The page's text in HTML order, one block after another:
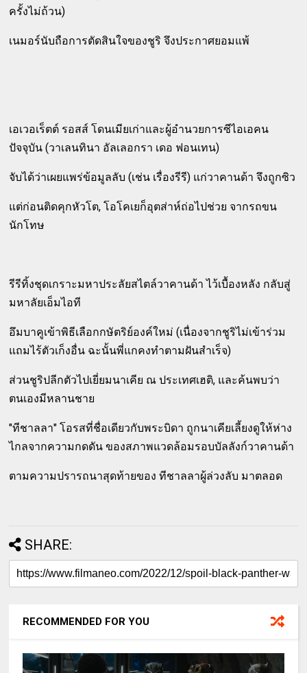
ครั้งไม่ถ้วน)
เนมอร์นับถือการตัดสินใจของชูริ จึงประกาศยอมแพ้
เอเวอเร็ตต์ รอสส์ โดนเมียเก่าและผู้อำนวยการซีไอเอคน
ปัจจุบัน (วาเลนทินา อัลเลอกรา เดอ ฟอนเทน)
จับได้ว่าเผยแพร่ข้อมูลลับ (เช่น เรื่องรีรี) แก่วาคานด้า จึงถูกซิว
แต่ก่อนติดคุกหัวโต, โอโคเยก็อุตส่าห์ถ่อไปช่วย จากรถขน
นักโทษ
รีรีทิ้งชุดเกราะมหาประลัยสไตล์วาคานด้า ไว้เบื้องหลัง กลับสู่
มหาลัยเอ็มไอที
อึมบาคูเข้าพิธีเลือกกษัตริย์องค์ใหม่ (เนื่องจากชูริไม่เข้าร่วม
แถมไร้ตัวเก็งอื่น ฉะนั้นพี่แกคงทำตามฝันสำเร็จ)
ส่วนชูริปลีกตัวไปเยี่ยมนาเคีย ณ ประเทศเฮติ, และค้นพบว่า
ตนเองมีหลานชาย
"ทีชาลลา" โอรสที่ชื่อเดียวกับพระบิดา ถูกนาเคียเลี้ยงดูให้ห่าง
ไกลจากความกดดัน ของสภาพแวดล้อมรอบบัลลังก์วาคานด้า
ตามความปรารถนาสุดท้ายของ ทีชาลลาผู้ล่วงลับ มาตลอด
SHARE:
RECOMMENDED FOR YOU